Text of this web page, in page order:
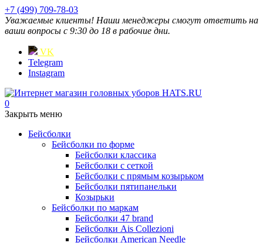
+7 (499) 709-78-03
Уважаемые клиенты! Наши менеджеры смогут ответить на
ваши вопросы с 9:30 до 18 в рабочие дни.
VK
Telegram
Instagram
0
Закрыть меню
Бейсболки
Бейсболки по форме
Бейсболки классика
Бейсболки с сеткой
Бейсболки с прямым козырьком
Бейсболки пятипанельки
Козырьки
Бейсболки по маркам
Бейсболки 47 brand
Бейсболки Ais Collezioni
Бейсболки American Needle